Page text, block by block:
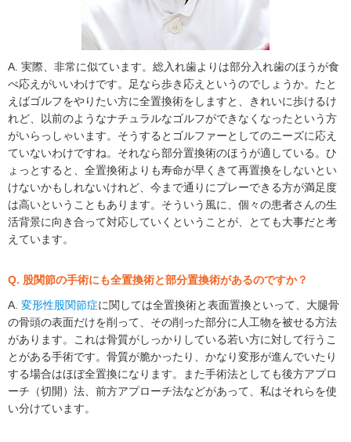
A. 実際、非常に似ています。総入れ歯よりは部分入れ歯のほうが食
べ応えがいいわけです。足なら歩き応えというのでしょうか。たと
えばゴルフをやりたい方に全置換術をしますと、きれいに歩けるけ
れど、以前のようなナチュラルなゴルフができなくなったという方
がいらっしゃいます。そうするとゴルファーとしてのニーズに応え
ていないわけですね。それなら部分置換術のほうが適している。ひ
ょっとすると、全置換術よりも寿命が早くきて再置換をしないとい
けないかもしれないけれど、今まで通りにプレーできる方が満足度
は高いということもあります。そういう風に、個々の患者さんの生
活背景に向き合って対応していくということが、とても大事だと考
えています。
Q. 股関節の手術にも全置換術と部分置換術があるのですか？
A. 変形性股関節症に関しては全置換術と表面置換といって、大腿骨
の骨頭の表面だけを削って、その削った部分に人工物を被せる方法
があります。これは骨質がしっかりしている若い方に対して行うこ
とがある手術です。骨質が脆かったり、かなり変形が進んでいたり
する場合はほぼ全置換になります。また手術法としても後方アプロ
ーチ（切開）法、前方アプローチ法などがあって、私はそれらを使
い分けています。